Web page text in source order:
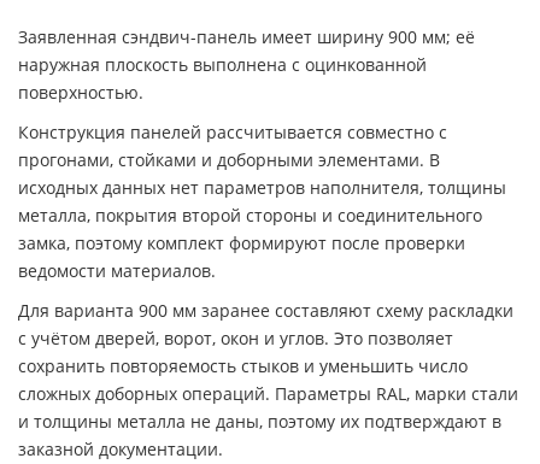
Заявленная сэндвич-панель имеет ширину 900 мм; её
наружная плоскость выполнена с оцинкованной
поверхностью.
Конструкция панелей рассчитывается совместно с
прогонами, стойками и доборными элементами. В
исходных данных нет параметров наполнителя, толщины
металла, покрытия второй стороны и соединительного
замка, поэтому комплект формируют после проверки
ведомости материалов.
Для варианта 900 мм заранее составляют схему раскладки
с учётом дверей, ворот, окон и углов. Это позволяет
сохранить повторяемость стыков и уменьшить число
сложных доборных операций. Параметры RAL, марки стали
и толщины металла не даны, поэтому их подтверждают в
заказной документации.